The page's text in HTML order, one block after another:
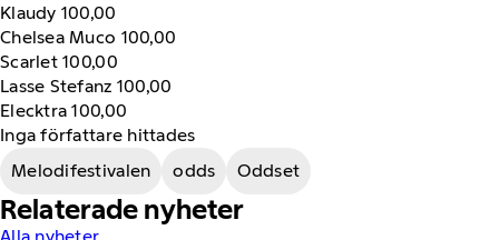
Klaudy 100,00
Chelsea Muco 100,00
Scarlet 100,00
Lasse Stefanz 100,00
Elecktra 100,00
Inga författare hittades
Melodifestivalen
odds Oddset
Relaterade nyheter